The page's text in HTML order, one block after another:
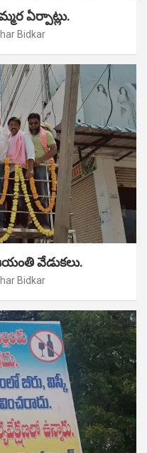
ఏర్పాట్లు.
Bidkar
వేడుకలు.
Bidkar